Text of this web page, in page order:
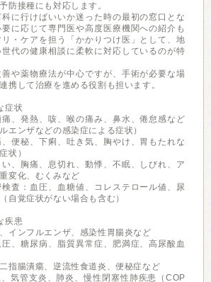
防接種にも対応します。
に行けばいいか迷った時の最初の窓口とな
に応じて専門医や高度医療機関への紹介も
・ケアを担う「かかりつけ医」として、地
代の健康相談に柔軟に対応しているのが特
や薬物療法が中心ですが、手術が必要な場
携して治療を進める役割も担います。
症状
痛、発熱、咳、喉の痛み、鼻水、倦怠感など
エンザなどの感染症による症状）
、便秘、下痢、吐き気、胸やけ、胃もたれな
状）
い、胸痛、息切れ、動悸、不眠、しびれ、ア
変化、むくみなど
検査：血圧、血糖値、コレステロール値、尿
自覚症状がない場合も含む）
疾患
インフルエンザ、感染性胃腸炎など
圧、糖尿病、脂質異常症、肥満症、高尿酸血
指腸潰瘍、逆流性食道炎、便秘症など
、気管支炎、肺炎、慢性閉塞性肺疾患（COP